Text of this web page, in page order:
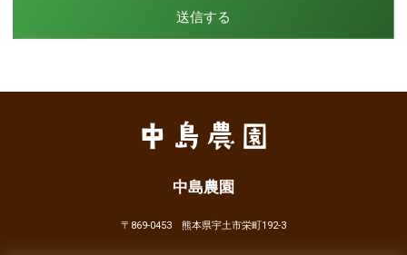
中島農園
〒869-0453 熊本県宇土市栄町192-3